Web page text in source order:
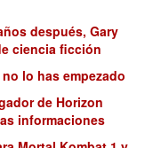
después, Gary
ciencia ficción
lo has empezado
de Horizon
informaciones